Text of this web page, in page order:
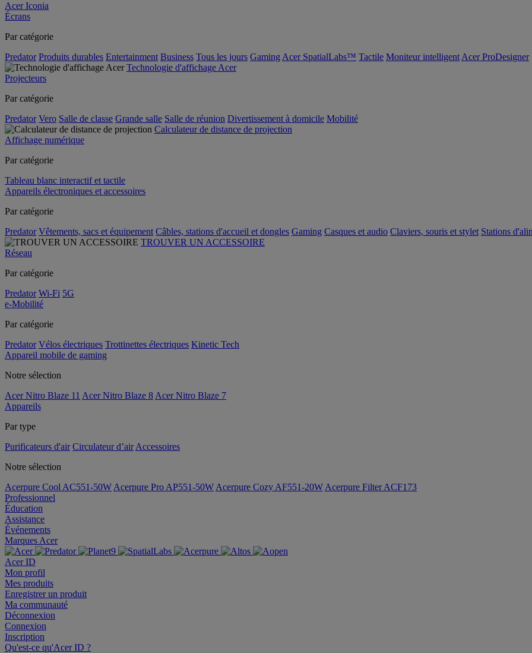
Acer Iconia
Écrans
Par catégorie
Predator Produits durables Entertainment Business Tous les jours Gaming Acer SpatialLabs™ Tactile Moniteur intelligent Acer ProDesigner
Technologie d'affichage Acer
Projecteurs
Par catégorie
Predator Vero Salle de classe Grande salle Salle de réunion Divertissement à domicile Mobilité
Calculateur de distance de projection
Affichage numérique
Par catégorie
Tableau blanc interactif et tactile
Appareils électroniques et accessoires
Par catégorie
Predator Vêtements, sacs et équipement Câbles, stations d'accueil et dongles Gaming Casques et audio Claviers, souris et stylet Stations
TROUVER UN ACCESSOIRE
Réseau
Par catégorie
Predator Wi-Fi 5G
e-Mobilité
Par catégorie
Predator Vélos électriques Trottinettes électriques Kinetic Tech
Appareil mobile de gaming
Notre sélection
Acer Nitro Blaze 11 Acer Nitro Blaze 8 Acer Nitro Blaze 7
Appareils
Par type
Purificateurs d'air Circulateur d’air Accessoires
Notre sélection
Acerpure Cool AC551-50W Acerpure Pro AP551-50W Acerpure Cozy AF551-20W Acerpure Filter ACF173
Professionnel
Éducation
Assistance
Événements
Marques Acer
Acer ID
Mon profil
Mes produits
Enregistrer un produit
Ma communauté
Déconnexion
Connexion
Inscription
Qu'est-ce qu'Acer ID ?